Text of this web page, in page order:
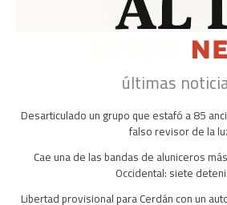
últimas
Desarticulado un grupo que estafó a 85
falso revisor de la
Cae una de las bandas de aluniceros
Occidental: siete
Libertad provisional para Cerdán con un